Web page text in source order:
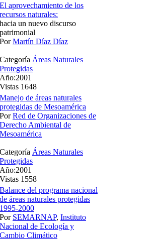
El aprovechamiento de los
recursos naturales:
hacia un nuevo discurso
patrimonial
PorMartín Díaz Díaz
Categoría Áreas Naturales
Protegidas
Año:2001
Vistas 1648
Manejo de áreas naturales
protegidas de Mesoamérica
PorRed de Organizaciones de
Derecho Ambiental de
Mesoamérica
Categoría Áreas Naturales
Protegidas
Año:2001
Vistas 1558
Balance del programa nacional
de áreas naturales protegidas
1995-2000
Por SEMARNAP, Instituto
Nacional de Ecología y
Cambio Climático